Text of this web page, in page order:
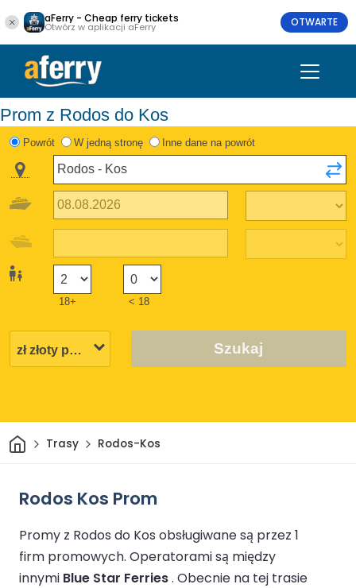
aFerry - Cheap ferry tickets
Otwórz w aplikacji aFerry OTWARTE
Prom z Rodos do Kos
Powrót W jedną stronę Inne dane na powrót
18+ < 18
Szukaj
DomTrasy Rodos-Kos
Rodos Kos Prom
Promy z Rodos do Kos obsługiwane są przez 1
firm promowych. Operatorami są między
innymi Blue Star Ferries. Obecnie na tej trasie